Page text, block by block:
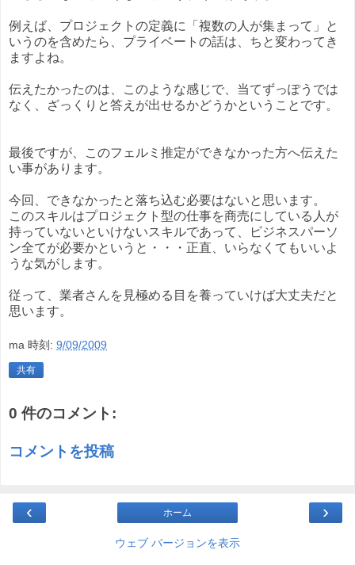
例えば、プロジェクトの定義に「複数の人が集まって」と
いうのを含めたら、プライベートの話は、ちと変わってき
ますよね。
伝えたかったのは、このような感じで、当てずっぽうでは
なく、ざっくりと答えが出せるかどうかということです。
最後ですが、このフェルミ推定ができなかった方へ伝えた
い事があります。
今回、できなかったと落ち込む必要はないと思います。
このスキルはプロジェクト型の仕事を商売にしている人が
持っていないといけないスキルであって、ビジネスパーソ
ン全てが必要かというと・・・正直、いらなくてもいいよ
うな気がします。
従って、業者さんを見極める目を養っていけば大丈夫だと
思います。
ma 時刻: 9/09/2009
共有
0 件のコメント:
コメントを投稿
‹ ›
ホーム
ウェブ バージョンを表示